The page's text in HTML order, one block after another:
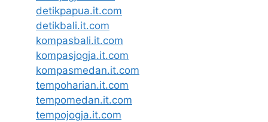
detikpapua.it.com
detikbali.it.com
kompasbali.it.com
kompasjogja.it.com
kompasmedan.it.com
tempoharian.it.com
tempomedan.it.com
tempojogja.it.com